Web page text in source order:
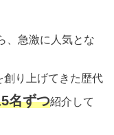
、急激に人気とな
創り上げてきた歴代
名ずつ紹介して